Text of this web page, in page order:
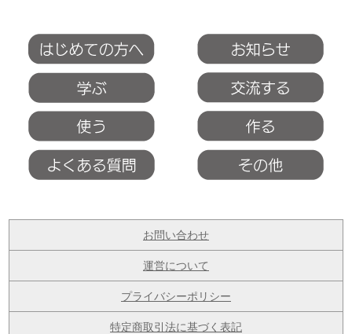
お問い合わせ
運営について
プライバシーポリシー
特定商取引法に基づく表記